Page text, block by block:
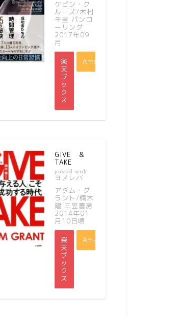
ケビン・ク
ルーズ/木村
千里 パンロ
ーリング
2017年09
月
楽
天
ブ
ッ
ク
ス
Amazon
GIVE ＆
TAKE
posted with
ヨメレバ
アダム・グ
ラント/楠木
建 三笠書房
2014年01
月10日頃
楽
天
ブ
ッ
ク
ス
Amazon